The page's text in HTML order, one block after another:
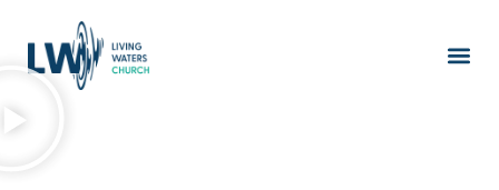
naar